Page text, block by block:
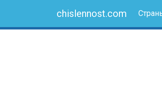
chislennost.com